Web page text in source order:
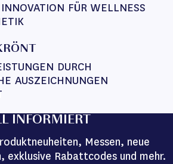
FÜR WELLNESS
DURCH
AUSZEICHNUNGEN
INFORMIERT
Messen, neue
exklusive Rabattcodes und mehr.